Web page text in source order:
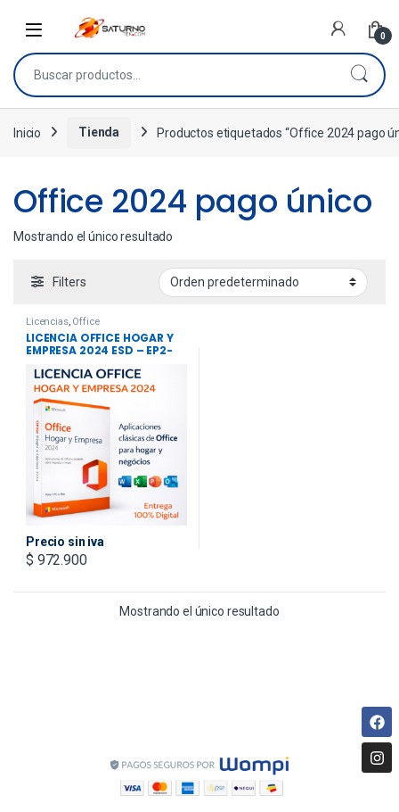
0
Inicio Tienda Productos etiquetados “Office 2024 pago
Office 2024 pago único
Mostrando el único resultado
Filters
Licencias, Office
LICENCIA OFFICE HOGAR Y
EMPRESA 2024 ESD – EP2-
Precio sin iva
$ 972.900
Mostrando el único resultado